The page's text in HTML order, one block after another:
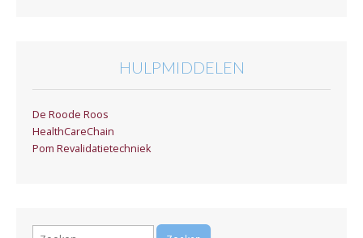
HULPMIDDELEN
De Roode Roos
HealthCareChain
Pom Revalidatietechniek
Zoeken